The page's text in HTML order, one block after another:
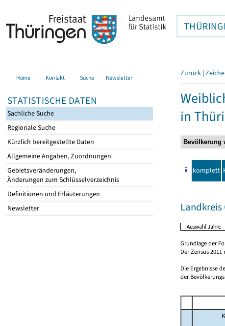
Home Kontakt Suche Newsletter
STATISTISCHE DATEN
Sachliche Suche
Regionale Suche
Kürzlich bereitgestellte Daten
Allgemeine Angaben, Zuordnungen
Gebietsveränderungen,
Änderungen zum Schlüsselverzeichnis
Definitionen und Erläuterungen
Newsletter
Zurück |
in
komplett
Landkreis
Grundlage der
Der Zensus
Die Ergebnisse
der